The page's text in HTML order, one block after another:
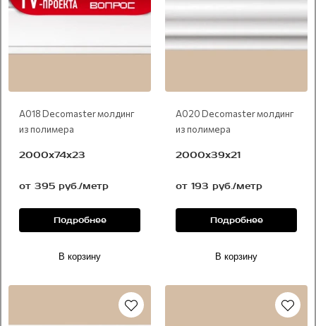
А018 Decomaster молдинг
из полимера
2000х74х23
от 395 руб./метр
Подробнее
В корзину
А020 Decomaster молдинг
из полимера
2000х39х21
от 193 руб./метр
Подробнее
В корзину